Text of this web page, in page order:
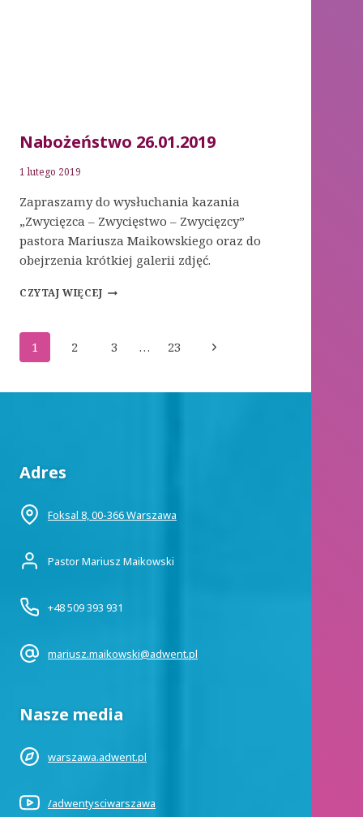
Nabożeństwo 26.01.2019
1 lutego 2019
Zapraszamy do wysłuchania kazania
„Zwycięzca – Zwycięstwo – Zwycięzcy”
pastora Mariusza Maikowskiego oraz do
obejrzenia krótkiej galerii zdjęć.
CZYTAJ WIĘCEJNABOŻEŃSTWO
Nawigacja
strony
1 2 3 … 23
Następna
Adres
Foksal 8, 00-366 Warszawa
Pastor Mariusz Maikowski
+48 509 393 931
mariusz.maikowski@adwent.pl
Nasze media
warszawa.adwent.pl
/adwentysciwarszawa